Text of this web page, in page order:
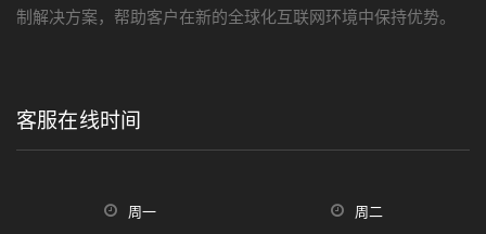
制解决方案，帮助客户在新的全球化互联网环境中保持优势。
客服在线时间
周一 周二